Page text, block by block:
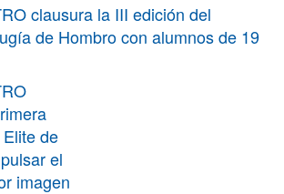
clausura la III edición del
de Hombro con alumnos de 19
de
el
imagen